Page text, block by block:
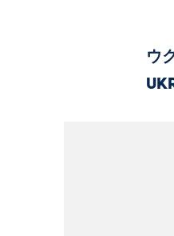
ウ